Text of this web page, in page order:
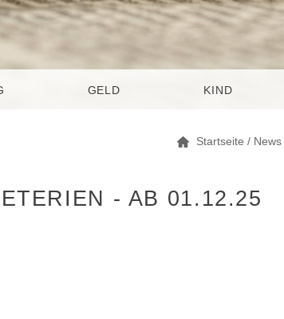
GELD KIND
Startseite / News
- AB 01.12.25